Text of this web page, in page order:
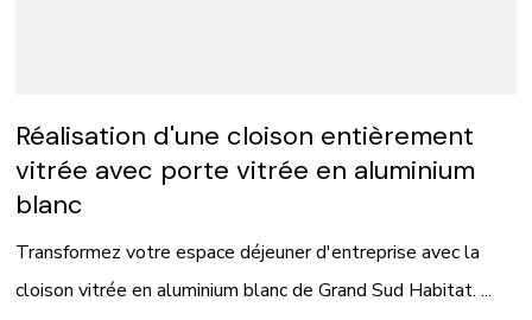
Réalisation d'une cloison entièrement
vitrée avec porte vitrée en aluminium
blanc
Transformez votre espace déjeuner d'entreprise avec la
cloison vitrée en aluminium blanc de Grand Sud Habitat. ...